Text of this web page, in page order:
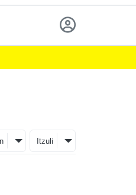
Itzuli